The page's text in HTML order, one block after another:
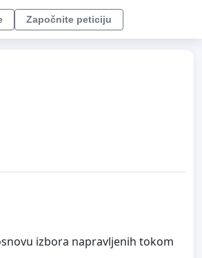
Započnite peticiju
izbora napravljenih tokom